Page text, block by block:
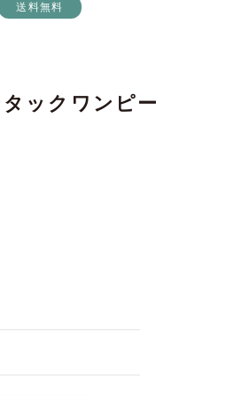
送料無料
ックワンピー